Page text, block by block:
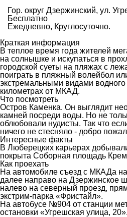
Гор. округ Дзержинский, ул.
Бесплатно
Ежедневно, Круглосуточно.
Краткая информация
В теплое время года жителей
на солнышке и искупаться в
городской суеты на пляжах с
поиграть в пляжный волейбол
экстремальными видами
километрах от МКАД.
Что посмотреть
Остров Каменка. Он выглядит
камней посреди воды. Но не
облюбовали нудисты. Так что
ничего не стесняло - добро
Интересные факты
В Люберецких карьерах
покрыта Соборная площадь
Как проехать
На автомобиле съезд с МКАДа
далее направо на Дзержинское
налево на северный проезд,
экстрим-парка «Фристайл».
На автобусе №904 от станции
остановки «Угрешская улица, 20».